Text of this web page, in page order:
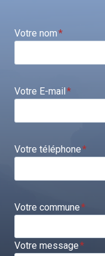
Votre nom*
Votre E-mail*
Votre téléphone*
Votre commune*
Votre message*